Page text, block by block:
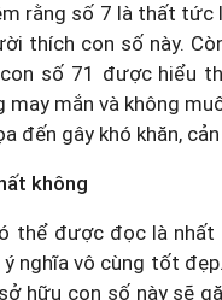
rằng số 7 là thất
thích con số này.
số 71 được hiểu
mắn và không
đến gây khó khăn,
không
thể được đọc là
nghĩa vô cùng tốt
hữu con số này sẽ